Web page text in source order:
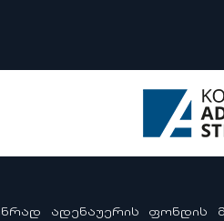
ᲐᲓᲔᲜᲐᲣᲔᲠᲘᲡ ᲤᲝᲜᲓᲘᲡ